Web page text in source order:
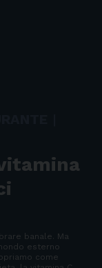
banale. Ma
esterno
come